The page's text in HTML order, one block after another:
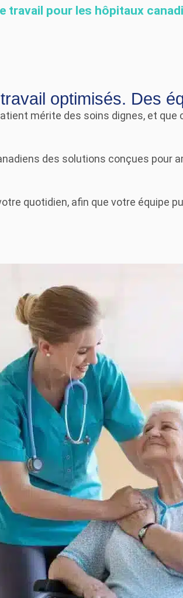
pour les hôpitaux
optimisés. Des
mérite des soins dignes, et
des solutions conçues pour
quotidien, afin que votre équipe